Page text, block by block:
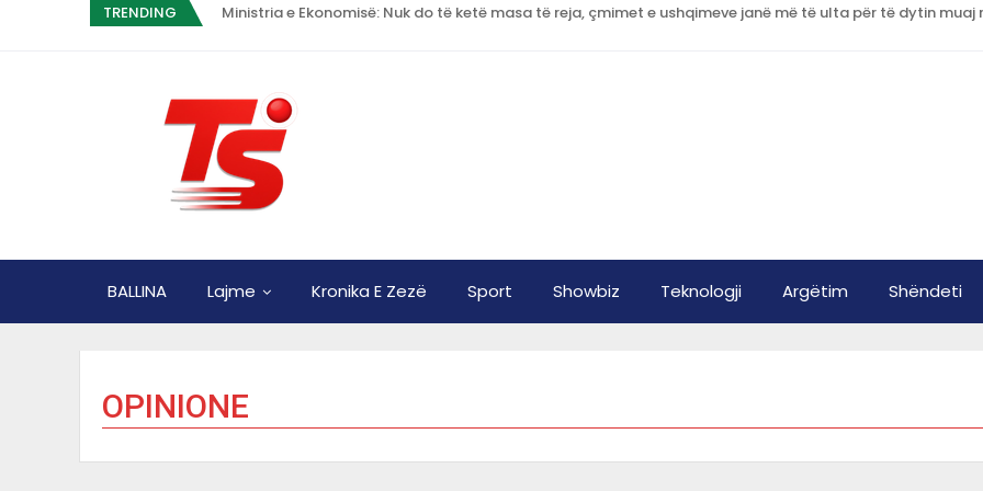
TRENDING
BALLINA Lajme Kronika E Zezë Sport Showbiz Teknologji Argëtim Shëndeti
OPINIONE